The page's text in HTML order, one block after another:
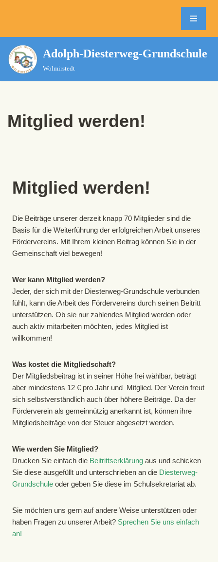
Inhalt
springen
Adolph-Diesterweg-Grundschule
Wolmirstedt
Mitglied werden!
Mitglied werden!
Die Beiträge unserer derzeit knapp 70 Mitglieder sind die
Basis für die Weiterführung der erfolgreichen Arbeit unseres
Fördervereins. Mit Ihrem kleinen Beitrag können Sie in der
Gemeinschaft viel bewegen!
Wer kann Mitglied werden?
Jeder, der sich mit der Diesterweg-Grundschule verbunden
fühlt, kann die Arbeit des Fördervereins durch seinen Beitritt
unterstützen. Ob sie nur zahlendes Mitglied werden oder
auch aktiv mitarbeiten möchten, jedes Mitglied ist
willkommen!
Was kostet die Mitgliedschaft?
Der Mitgliedsbeitrag ist in seiner Höhe frei wählbar, beträgt
aber mindestens 12 € pro Jahr und Mitglied. Der Verein freut
sich selbstverständlich auch über höhere Beiträge. Da der
Förderverein als gemeinnützig anerkannt ist, können ihre
Mitgliedsbeiträge von der Steuer abgesetzt werden.
Wie werden Sie Mitglied?
Drucken Sie einfach die Beitrittserklärung aus und schicken
Sie diese ausgefüllt und unterschrieben an die Diesterweg-
Grundschule oder geben Sie diese im Schulsekretariat ab.
Sie möchten uns gern auf andere Weise unterstützen oder
haben Fragen zu unserer Arbeit? Sprechen Sie uns einfach
an!